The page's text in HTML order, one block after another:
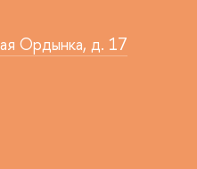
Ордынка, д. 17